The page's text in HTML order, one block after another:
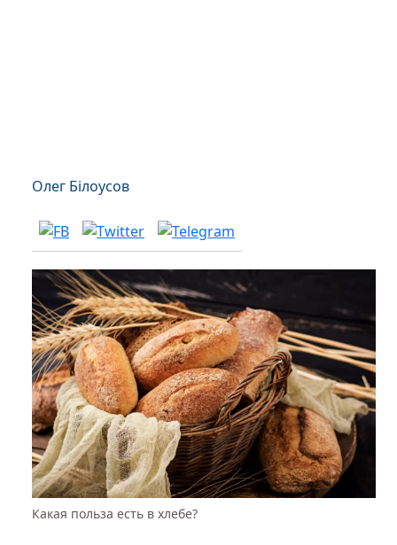
Олег Білоусов
Какая польза есть в хлебе?